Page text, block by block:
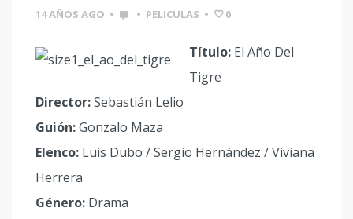
14 AÑOS AGO • • PELICULAS • 0
Título: El Año Del
Tigre
Director:Sebastián Lelio
Guión:Gonzalo Maza
Elenco: Luis Dubo / Sergio Hernández / Viviana
Herrera
Género: Drama